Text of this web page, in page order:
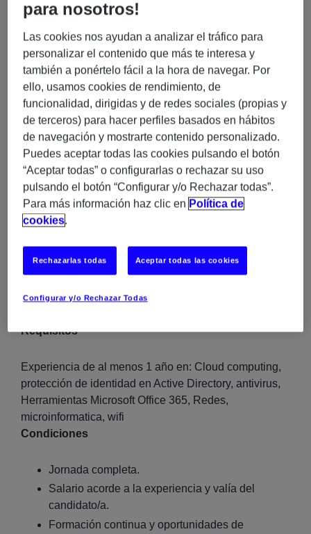
dispositivos de red.
Diagnosticar y resolver incidencias de hardware
y software.
Proporcionar soporte técnico a usuarios internos.
Administrar redes corporativas (routers, switches,
firewalls y puntos de acceso).
Monitorizar el rendimiento y la seguridad de la
red.
Implementar y mantener políticas de seguridad
IT.
Gestionar y administrar servidores tanto on-
premise como en entornos cloud (Azure).
Supervisar sistemas críticos como correo
electrónico, bases de datos, aplicaciones
empresariales y servicios cloud.
recuperación de datos.
Requisitos
Experiencia de al menos 1 año en: Cloud computing,
protección de identidad en Active Directory, antivirus,
Herramientas Microsoft Office 365, Redes,
microinformatica, wifi
Condiciones
Jornada completa.
Salario acorde a la experiencia y valía del
candidato/a.
Formación continua y oportunidades de
para nosotros!
Las cookies nos ayudan a analizar el tráfico para
personalizar el contenido que más te interesa y
también a ponértelo fácil a la hora de navegar. Por
ello, usamos cookies de rendimiento, de
funcionalidad, dirigidas y de redes sociales (propias y
de terceros) para hacer perfiles basados en hábitos
de navegación y mostrarte contenido personalizado.
Puedes aceptar todas las cookies pulsando el botón
“Aceptar todas” o configurarlas o rechazar su uso
pulsando el botón “Configurar y/o Rechazar todas”.
Para más información haz clic en Política de
cookies.
Configurar y/o Rechazar Todas
Rechazarlas todas Aceptar todas las cookies